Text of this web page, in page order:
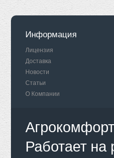
Информация
Лицензия
Доставка
Новости
Статьи
О Компании
Работает на